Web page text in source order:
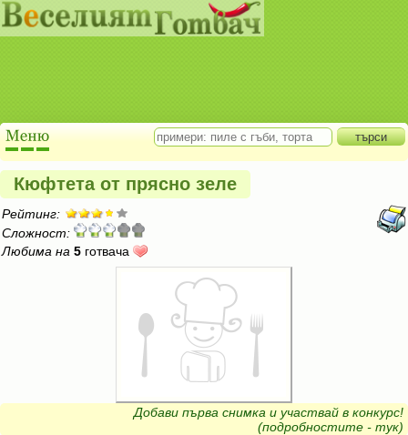
Кюфтета от прясно зеле
Рейтинг:
Сложност:
Любима на 5 готвача
Добави първа снимка и участвай в конкурс!
(подробностите - тук)